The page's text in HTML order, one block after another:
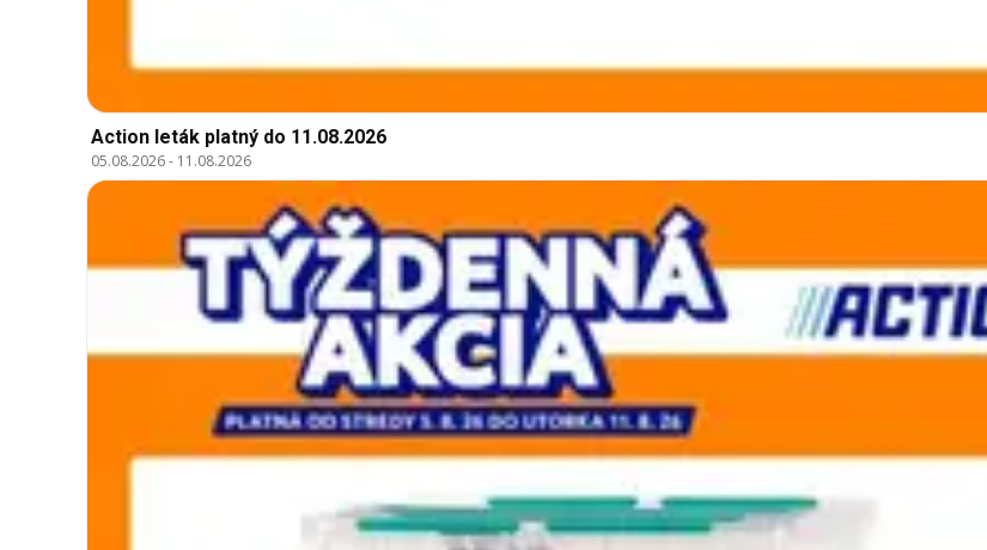
Action leták platný do 11.08.2026
05.08.2026- 11.08.2026